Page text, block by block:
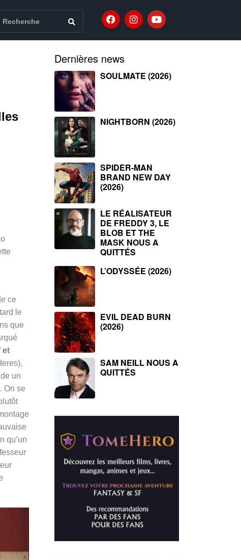
ce
le
que
et
un
On se
qu’un
Dernières news
SOULMATE (2026)
NIGHTBORN (2026)
SPIDER-MAN
BRAND NEW DAY
(2026)
LE RÉALISATEUR
DE FREDDY 3, LE
BLOB ET THE
MASK NOUS A
QUITTÉS
L’ODYSSÉE (2026)
EVIL DEAD BURN
(2026)
SAM NEILL NOUS A
QUITTÉS